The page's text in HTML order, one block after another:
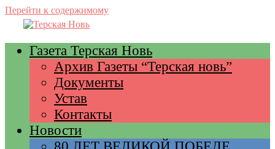
Перейти к содержимому
Газета Терская Новь
Архив Газеты “Терская новь”
Документы
Устав
Контакты
Новости